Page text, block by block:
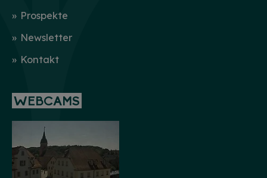
Prospekte
Newsletter
Kontakt
WEBCAMS